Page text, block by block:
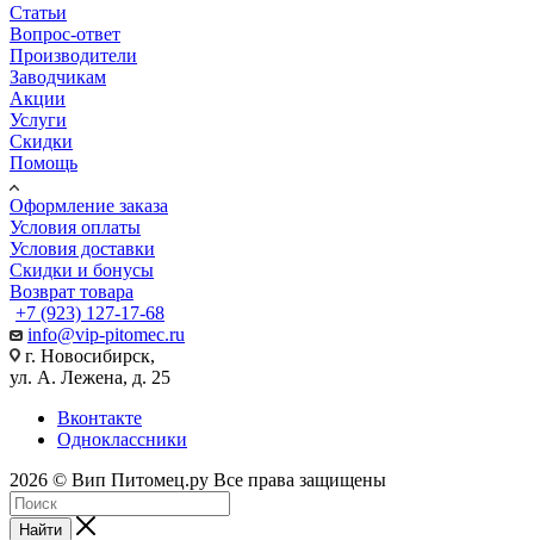
Статьи
Вопрос-ответ
Производители
Заводчикам
Акции
Услуги
Скидки
Помощь
Оформление заказа
Условия оплаты
Условия доставки
Скидки и бонусы
Возврат товара
+7 (923) 127-17-68
info@vip-pitomec.ru
г. Новосибирск,
ул. А. Лежена, д. 25
Вконтакте
Одноклассники
2026 © Вип Питомец.ру Все права защищены
Найти